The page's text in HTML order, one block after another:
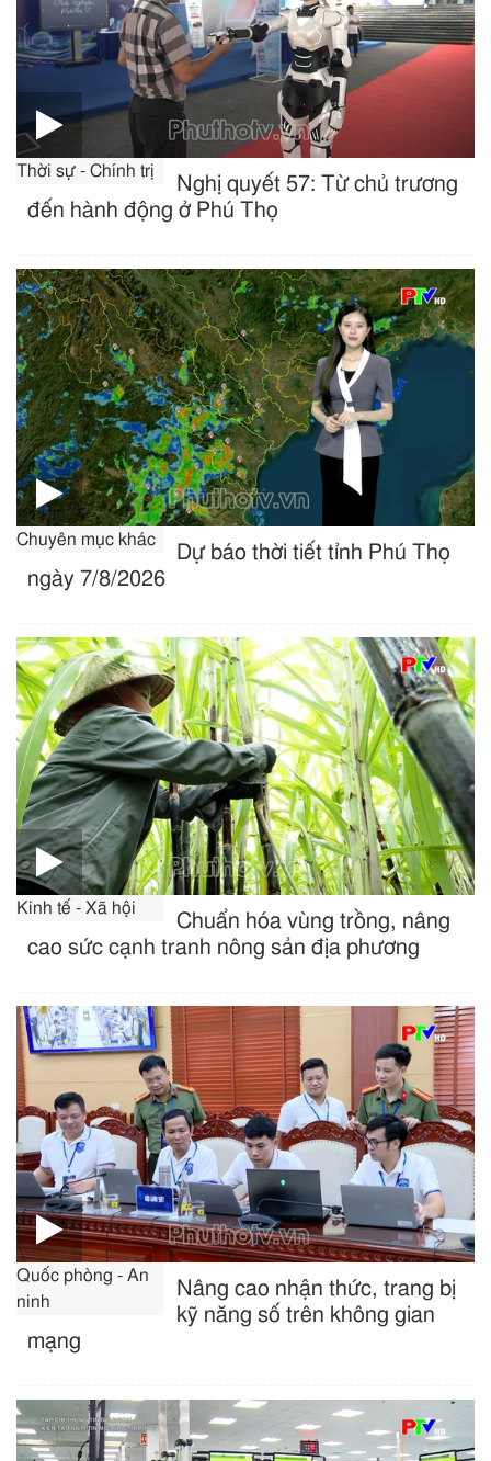
Thời sự - Chính trị
Nghị quyết 57: Từ chủ trương
đến hành động ở Phú Thọ
Chuyên mục khác
Dự báo thời tiết tỉnh Phú Thọ
ngày 7/8/2026
Kinh tế - Xã hội
Chuẩn hóa vùng trồng, nâng
cao sức cạnh tranh nông sản địa phương
Quốc phòng - An
ninh
Nâng cao nhận thức, trang bị
kỹ năng số trên không gian
mạng